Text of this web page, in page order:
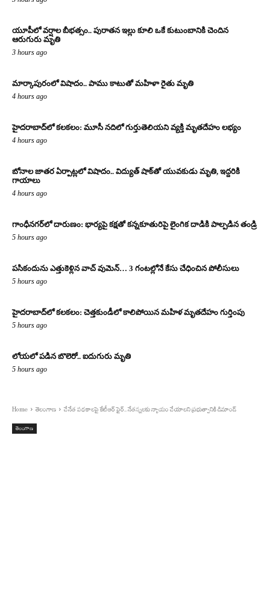
యూపీలో వర్షాల బీభత్సం.. పురాతన ఇల్లు కూలి ఒకే కుటుంబానికి చెందిన
ఆరుగురు మృతి
3 hours ago
మార్కాపురంలో విషాదం.. పాము కాటుతో మహిళా రైతు మృతి
4 hours ago
హైదరాబాద్‌లో కలకలం: మూసీ నదిలో గుర్తుతెలియని వ్యక్తి మృతదేహం లభ్యం
4 hours ago
బోనాల జాతర ఏర్పాట్లలో విషాదం.. విద్యుత్ షాక్‌తో యువకుడు మృతి, ఇద్దరికి
గాయాలు
4 hours ago
గాంధీనగర్‌లో దారుణం: భార్యపై కక్షతో కన్నకూతురిపై లైంగిక దాడికి పాల్పడిన తండ్రి
5 hours ago
పసికందును ఎత్తుకెళ్లిన వాచ్ వుమెన్… 3 గంటల్లోనే కేసు చేధించిన పోలీసులు
5 hours ago
హైదరాబాద్‌లో కలకలం: చెత్తకుండీలో కాలిపోయిన మహిళ మృతదేహం గుర్తింపు
5 hours ago
లోయలో పడిన బొలెరో.. ఐదుగురు మృతి
5 hours ago